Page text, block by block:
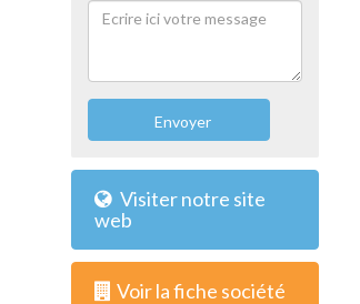
Envoyer
Visiter notre site
web
Voir la fiche société